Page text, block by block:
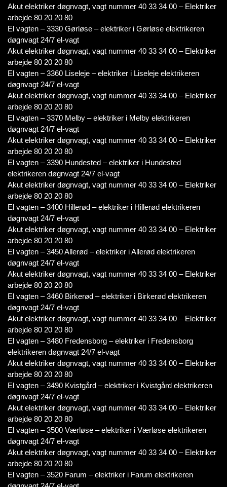
Akut elektriker døgnvagt, vagt nummer 40 33 34 00 – Elektriker
arbejde 80 20 20 80
El vagten – 3330 Gørløse – elektriker i Gørløse elektrikeren
døgnvagt 24/7 el-vagt
Akut elektriker døgnvagt, vagt nummer 40 33 34 00 – Elektriker
arbejde 80 20 20 80
El vagten – 3360 Liseleje – elektriker i Liseleje elektrikeren
døgnvagt 24/7 el-vagt
Akut elektriker døgnvagt, vagt nummer 40 33 34 00 – Elektriker
arbejde 80 20 20 80
El vagten – 3370 Melby – elektriker i Melby elektrikeren
døgnvagt 24/7 el-vagt
Akut elektriker døgnvagt, vagt nummer 40 33 34 00 – Elektriker
arbejde 80 20 20 80
El vagten – 3390 Hundested – elektriker i Hundested
elektrikeren døgnvagt 24/7 el-vagt
Akut elektriker døgnvagt, vagt nummer 40 33 34 00 – Elektriker
arbejde 80 20 20 80
El vagten – 3400 Hillerød – elektriker i Hillerød elektrikeren
døgnvagt 24/7 el-vagt
Akut elektriker døgnvagt, vagt nummer 40 33 34 00 – Elektriker
arbejde 80 20 20 80
El vagten – 3450 Allerød – elektriker i Allerød elektrikeren
døgnvagt 24/7 el-vagt
Akut elektriker døgnvagt, vagt nummer 40 33 34 00 – Elektriker
arbejde 80 20 20 80
El vagten – 3460 Birkerød – elektriker i Birkerød elektrikeren
døgnvagt 24/7 el-vagt
Akut elektriker døgnvagt, vagt nummer 40 33 34 00 – Elektriker
arbejde 80 20 20 80
El vagten – 3480 Fredensborg – elektriker i Fredensborg
elektrikeren døgnvagt 24/7 el-vagt
Akut elektriker døgnvagt, vagt nummer 40 33 34 00 – Elektriker
arbejde 80 20 20 80
El vagten – 3490 Kvistgård – elektriker i Kvistgård elektrikeren
døgnvagt 24/7 el-vagt
Akut elektriker døgnvagt, vagt nummer 40 33 34 00 – Elektriker
arbejde 80 20 20 80
El vagten – 3500 Værløse – elektriker i Værløse elektrikeren
døgnvagt 24/7 el-vagt
Akut elektriker døgnvagt, vagt nummer 40 33 34 00 – Elektriker
arbejde 80 20 20 80
El vagten – 3520 Farum – elektriker i Farum elektrikeren